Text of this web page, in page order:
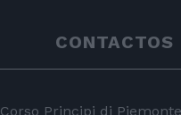
CONTACTOS
Corso Principi di